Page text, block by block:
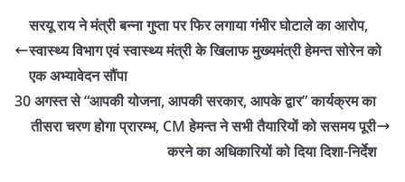
e
b
o
o
k
er s
A
p
gr
a
l e
सरयू राय ने मंत्री बन्ना गुप्ता पर फिर लगाया गंभीर घोटाले का आरोप,
स्वास्थ्य विभाग एवं स्वास्थ्य मंत्री के खिलाफ मुख्यमंत्री हेमन्त सोरेन को
एक अभ्यावेदन सौंपा
30 अगस्त से “आपकी योजना, आपकी सरकार, आपके द्वार” कार्यक्रम का
तीसरा चरण होगा प्रारम्भ, CM हेमन्त ने सभी तैयारियों को ससमय पूरी
करने का अधिकारियों को दिया दिशा-निर्देश